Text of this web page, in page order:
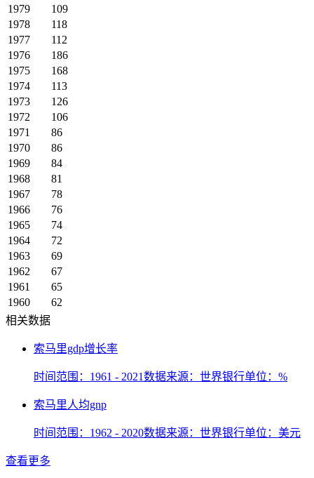
1979
109
1978
118
1977
112
1976
186
1975
168
1974
113
1973
126
1972
106
1971
86
1970
86
1969
84
1968
81
1967
78
1966
76
1965
74
1964
72
1963
69
1962
67
1961
65
1960
62
相关数据
索马里gdp增长率
时间范围：1961 - 2021数据来源：世界银行单位：%
索马里人均gnp
时间范围：1962 - 2020数据来源：世界银行单位：美元
查看更多